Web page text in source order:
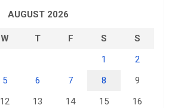
AUGUST 2026
W T F S
S
1
2
5 6 7 8
9
12 13 14 15
16